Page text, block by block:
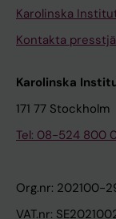
Karolinska
Kontakta
Karolinska
171 77 Stockholm
Tel: 08-524 800
Org.nr: 202100-
VAT.nr: